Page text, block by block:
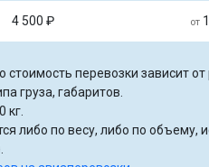
4 500 ₽ от
перевозки зависит
груза, габаритов.
кг.
либо по весу, либо по объему,